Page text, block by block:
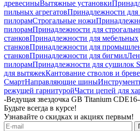
древесиныВытяжные установки
пильных агрегатовПринадлежности
пилорамСтрогальные ножи
пилорамПринадлежности для
станковПринадлежности для мебельных
станковПринадлежности для
станковПринадлежности для бигмил
пилорамПринадлежности для сушилок
для вытяжекКантование стволов и
СмартНаправляющие шины
режущей гарнитуройЧасти цепей для
-Ведущая звездочка GB Titanium
Будьте всегда в курсе!
Узнавайте о скидках и акциях первым!